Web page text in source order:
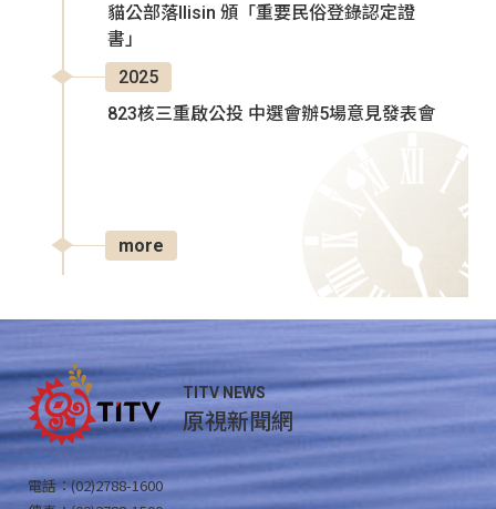
貓公部落Ilisin 頒「重要民俗登錄認定證
書」
2025
823核三重啟公投 中選會辦5場意見發表會
more
TITV NEWS
原視新聞網
電話：(02)2788-1600